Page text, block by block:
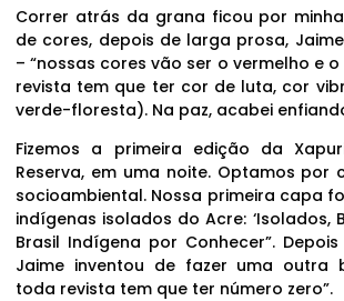
Correr atrás da grana ficou por
de cores, depois de larga prosa,
– “nossas cores vão ser o vermelho e
revista tem que ter cor de luta, cor
verde-floresta). Na paz, acabei
Fizemos a primeira edição da
Reserva, em uma noite. Optamos por
socioambiental. Nossa primeira capa
indígenas isolados do Acre: ‘Isolados,
Brasil Indígena por Conhecer”.
Jaime inventou de fazer uma outra
toda revista tem que ter número zero”.